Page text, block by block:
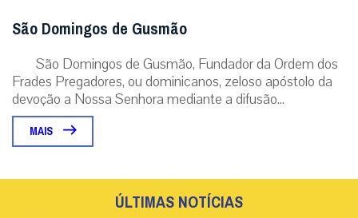
São Domingos de Gusmão
São Domingos de Gusmão, Fundador da Ordem dos
Frades Pregadores, ou dominicanos, zeloso apóstolo da
devoção a Nossa Senhora mediante a difusão...
MAIS
ÚLTIMAS NOTÍCIAS